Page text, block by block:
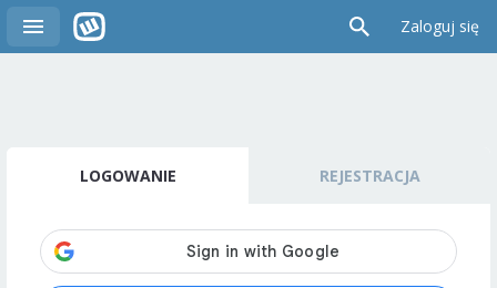
Zaloguj się
LOGOWANIE REJESTRACJA